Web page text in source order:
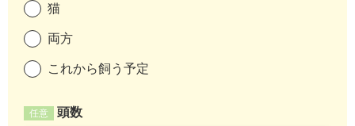
猫
両方
これから飼う予定
任意 頭数